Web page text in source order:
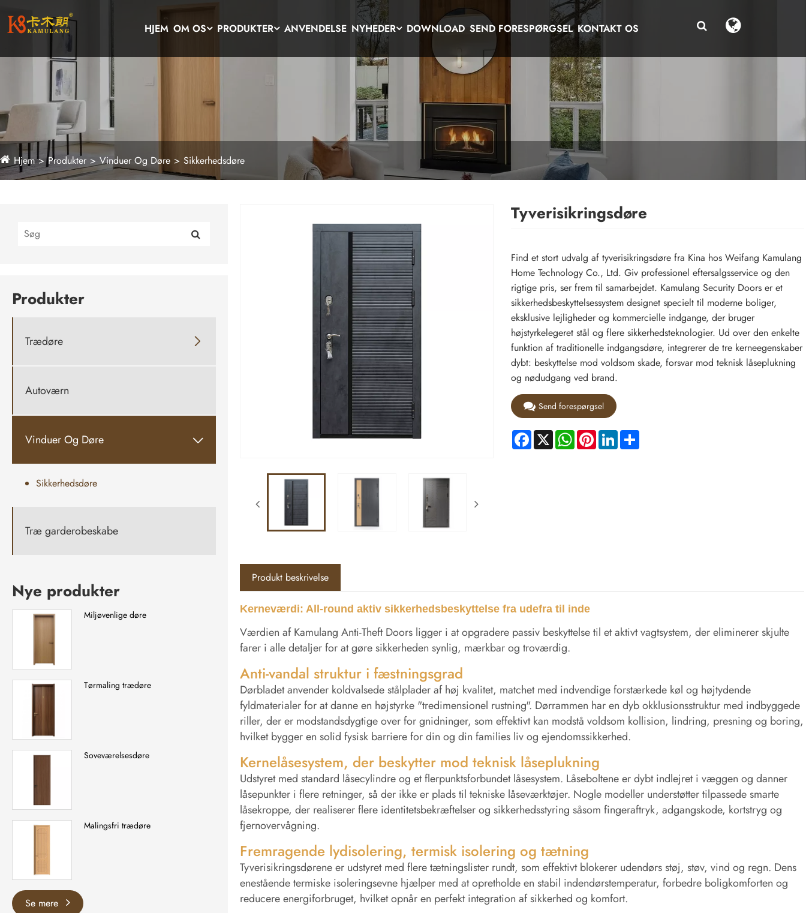
HJEM OM OS PRODUKTER ANVENDELSE NYHEDER DOWNLOAD SEND FORESPØRGSEL KONTAKT OS
Hjem Produkter Vinduer Og Døre Sikkerhedsdøre
Produkter
Trædøre 
Autoværn
Vinduer Og Døre 
Sikkerhedsdøre
Træ garderobeskabe
Nye produkter
Miljøvenlige døre
Tørmaling trædøre
Soveværelsesdøre
Malingsfri trædøre
Se mere
Tyverisikringsdøre
Find et stort udvalg af tyverisikringsdøre fra Kina hos Weifang Kamulang
Home Technology Co., Ltd. Giv professionel eftersalgsservice og den
rigtige pris, ser frem til samarbejdet. Kamulang Security Doors er et
sikkerhedsbeskyttelsessystem designet specielt til moderne boliger,
eksklusive lejligheder og kommercielle indgange, der bruger
højstyrkelegeret stål og flere sikkerhedsteknologier. Ud over den enkelte
funktion af traditionelle indgangsdøre, integrerer de tre kerneegenskaber
dybt: beskyttelse mod voldsom skade, forsvar mod teknisk låseplukning
og nødudgang ved brand.
Send forespørgsel
Facebook
X WhatsApp
PinterestLinkedInShare
Produkt beskrivelse
Kerneværdi: All-round aktiv sikkerhedsbeskyttelse fra udefra til inde
Værdien af ​​Kamulang Anti-Theft Doors ligger i at opgradere passiv beskyttelse til et aktivt vagtsystem, der eliminerer skjulte
farer i alle detaljer for at gøre sikkerheden synlig, mærkbar og troværdig.
Anti-vandal struktur i fæstningsgrad
Dørbladet anvender koldvalsede stålplader af høj kvalitet, matchet med indvendige forstærkede køl og højtydende
fyldmaterialer for at danne en højstyrke "tredimensionel rustning". Dørrammen har en dyb okklusionsstruktur med indbyggede
riller, der er modstandsdygtige over for gnidninger, som effektivt kan modstå voldsom kollision, lindring, presning og boring,
hvilket bygger en solid fysisk barriere for din og din families liv og ejendomssikkerhed.
Kernelåsesystem, der beskytter mod teknisk låseplukning
Udstyret med standard låsecylindre og et flerpunktsforbundet låsesystem. Låseboltene er dybt indlejret i væggen og danner
låsepunkter i flere retninger, så der ikke er plads til tekniske låseværktøjer. Nogle modeller understøtter tilpassede smarte
låsekroppe, der realiserer flere identitetsbekræftelser og sikkerhedsstyring såsom fingeraftryk, adgangskode, kortstryg og
fjernovervågning.
Fremragende lydisolering, termisk isolering og tætning
Tyverisikringsdørene er udstyret med flere tætningslister rundt, som effektivt blokerer udendørs støj, støv, vind og regn. Dens
enestående termiske isoleringsevne hjælper med at opretholde en stabil indendørstemperatur, forbedre boligkomforten og
reducere energiforbruget, hvilket opnår en perfekt integration af sikkerhed og komfort.